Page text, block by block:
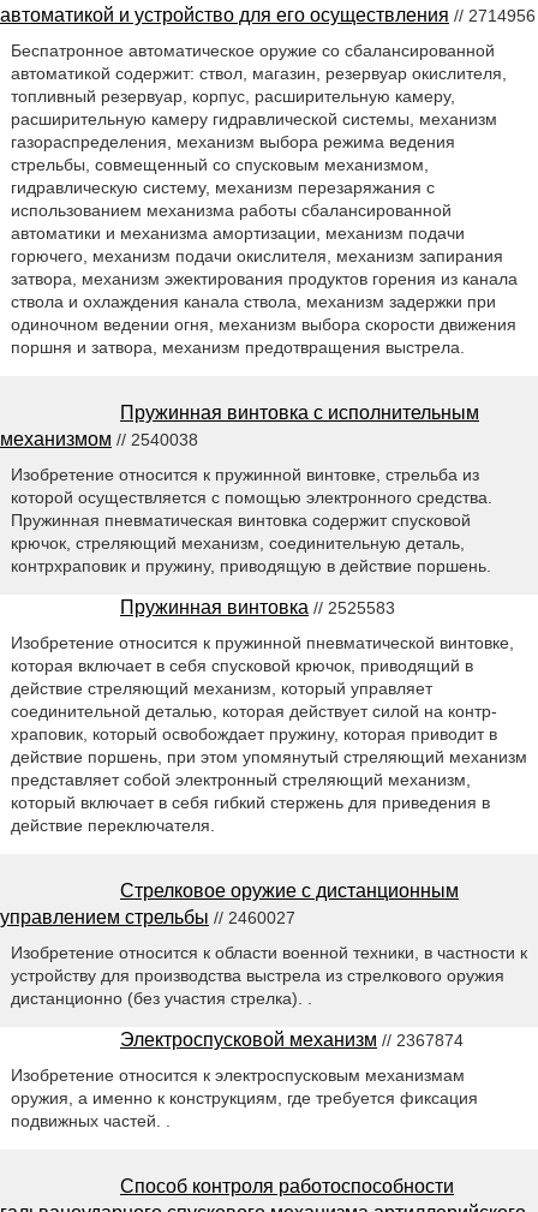
автоматикой и устройство для его осуществления // 2714956
Беспатронное автоматическое оружие со сбалансированной
автоматикой содержит: ствол, магазин, резервуар окислителя,
топливный резервуар, корпус, расширительную камеру,
расширительную камеру гидравлической системы, механизм
газораспределения, механизм выбора режима ведения
стрельбы, совмещенный со спусковым механизмом,
гидравлическую систему, механизм перезаряжания с
использованием механизма работы сбалансированной
автоматики и механизма амортизации, механизм подачи
горючего, механизм подачи окислителя, механизм запирания
затвора, механизм эжектирования продуктов горения из канала
ствола и охлаждения канала ствола, механизм задержки при
одиночном ведении огня, механизм выбора скорости движения
поршня и затвора, механизм предотвращения выстрела.
Пружинная винтовка с исполнительным
механизмом // 2540038
Изобретение относится к пружинной винтовке, стрельба из
которой осуществляется с помощью электронного средства.
Пружинная пневматическая винтовка содержит спусковой
крючок, стреляющий механизм, соединительную деталь,
контрхраповик и пружину, приводящую в действие поршень.
Пружинная винтовка // 2525583
Изобретение относится к пружинной пневматической винтовке,
которая включает в себя спусковой крючок, приводящий в
действие стреляющий механизм, который управляет
соединительной деталью, которая действует силой на контр-
храповик, который освобождает пружину, которая приводит в
действие поршень, при этом упомянутый стреляющий механизм
представляет собой электронный стреляющий механизм,
который включает в себя гибкий стержень для приведения в
действие переключателя.
Стрелковое оружие с дистанционным
управлением стрельбы // 2460027
Изобретение относится к области военной техники, в частности к
устройству для производства выстрела из стрелкового оружия
дистанционно (без участия стрелка). .
Электроспусковой механизм // 2367874
Изобретение относится к электроспусковым механизмам
оружия, а именно к конструкциям, где требуется фиксация
подвижных частей. .
Способ контроля работоспособности